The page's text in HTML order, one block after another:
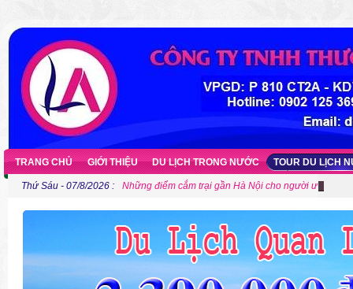
TRANG CHỦ GIỚI THIỆU DU LỊCH TRONG NƯỚC TOUR DU LỊCH
Thứ Sáu - 07/8/2026 : Những điểm cắm trại gần Hà Nội cho người ưa khám